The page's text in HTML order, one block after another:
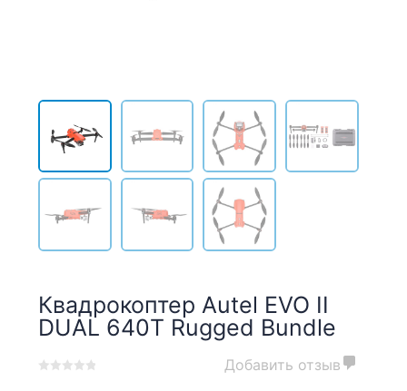
Квадрокоптер Autel EVO II
DUAL 640T Rugged Bundle
Добавить отзыв